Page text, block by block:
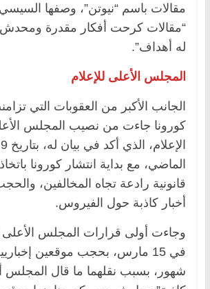
مقالات باسم “نيوتن”، وصفها السيسي
“مقالات كرحت أفكار مقدرة ومحدش
له أهداف”.
المجلس الأعلى للإعلام
الجانب الأكبر من العقوبات التي
كورونا جاءت من نصيب المجلس
الماضي، مع بداية انتشار كورونا
قانونية رادعة تجاه المخالفين،
أخبار كاذبة حول الفيروس.
وجاءت أولى قرارات المجلس الأعلى
شهور، بسبب نقلهما ما قال المجلس